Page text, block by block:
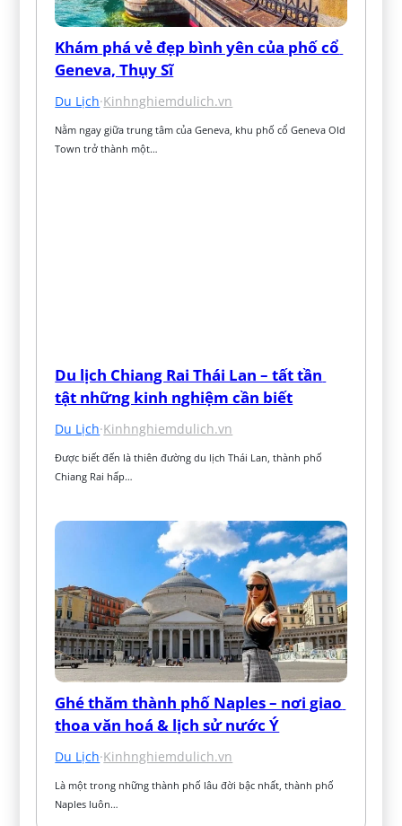
Khám phá vẻ đẹp bình yên của phố cổ
Geneva, Thụy Sĩ
Du Lịch·Kinhnghiemdulich.vn
Nằm ngay giữa trung tâm của Geneva, khu phố cổ Geneva Old
Town trở thành một…
Du lịch Chiang Rai Thái Lan – tất tần
tật những kinh nghiệm cần biết
Du Lịch·Kinhnghiemdulich.vn
Được biết đến là thiên đường du lịch Thái Lan, thành phố
Chiang Rai hấp…
Ghé thăm thành phố Naples – nơi giao
thoa văn hoá & lịch sử nước Ý
Du Lịch·Kinhnghiemdulich.vn
Là một trong những thành phố lâu đời bậc nhất, thành phố
Naples luôn…